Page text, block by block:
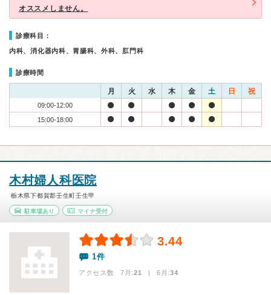
オススメしません。
診療科目：
内科、消化器内科、胃腸科、外科、肛門科
診療時間
月 火 水 木 金 土 日 祝
09:00-12:00
15:00-18:00
木村婦人科医院
栃木県下都賀郡壬生町壬生甲
駐車場あり マイナ受付
3.44
1件
アクセス数 7月:21 | 6月:34